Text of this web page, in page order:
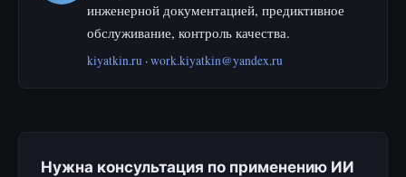
инженерной документацией, предиктивное
обслуживание, контроль качества.
kiyatkin.ru ·work.kiyatkin@yandex.ru
Нужна консультация по применению ИИ